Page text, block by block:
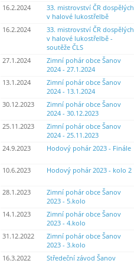
16.2.2024
33. mistrovství ČR dospělých
v halové lukostřelbě
16.2.2024
33. mistrovství ČR dospělých
v halové lukostřelbě -
soutěže ČLS
27.1.2024
Zimní pohár obce Šanov
2024 - 27.1.2024
13.1.2024
Zimní pohár obce Šanov
2024 - 13.1.2024
30.12.2023
Zimní pohár obce Šanov
2024 - 30.12.2023
25.11.2023
Zimní pohár obce Šanov
2024 - 25.11.2023
24.9.2023 Hodový pohár 2023 - Finále
10.6.2023 Hodový pohár 2023 - kolo 2
28.1.2023
Zimní pohár obce Šanov
2023 - 5.kolo
14.1.2023
Zimní pohár obce Šanov
2023 - 4.kolo
31.12.2022
Zimní pohár obce Šanov
2023 - 3.kolo
16.3.2022 Středeční závod Šanov